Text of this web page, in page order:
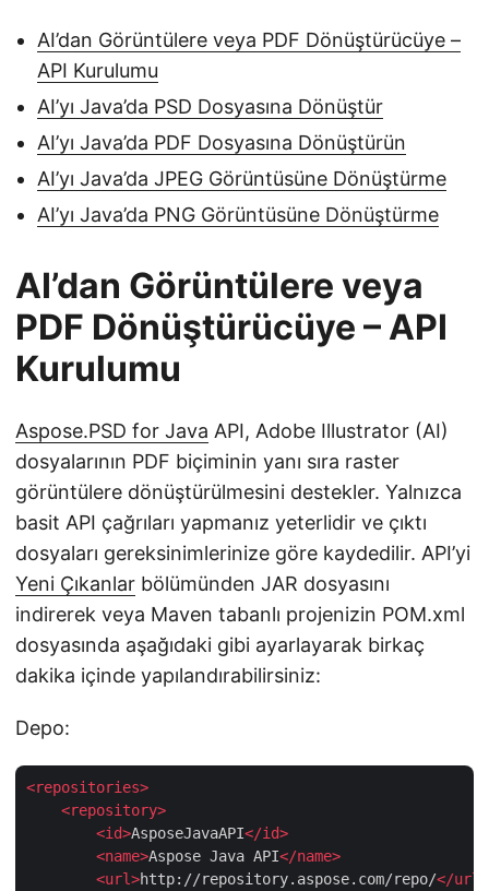
AI’dan Görüntülere veya PDF Dönüştürücüye –
API Kurulumu
AI’yı Java’da PSD Dosyasına Dönüştür
AI’yı Java’da PDF Dosyasına Dönüştürün
AI’yı Java’da JPEG Görüntüsüne Dönüştürme
AI’yı Java’da PNG Görüntüsüne Dönüştürme
AI’dan Görüntülere veya
PDF Dönüştürücüye – API
Kurulumu
Aspose.PSD for Java API, Adobe Illustrator (AI)
dosyalarının PDF biçiminin yanı sıra raster
görüntülere dönüştürülmesini destekler. Yalnızca
basit API çağrıları yapmanız yeterlidir ve çıktı
dosyaları gereksinimlerinize göre kaydedilir. API’yi
Yeni Çıkanlar bölümünden JAR dosyasını
indirerek veya Maven tabanlı projenizin POM.xml
dosyasında aşağıdaki gibi ayarlayarak birkaç
dakika içinde yapılandırabilirsiniz:
Depo:
<repositories>
<repository>
<id>AsposeJavaAPI</id>
<name>Aspose Java API</name>
<url>http://repository.aspose.com/repo/</url